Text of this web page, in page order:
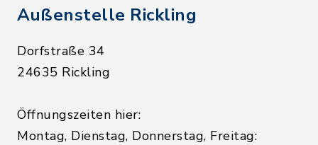
Außenstelle Rickling
Dorfstraße 34
24635 Rickling
Öffnungszeiten hier:
Montag, Dienstag, Donnerstag, Freitag: